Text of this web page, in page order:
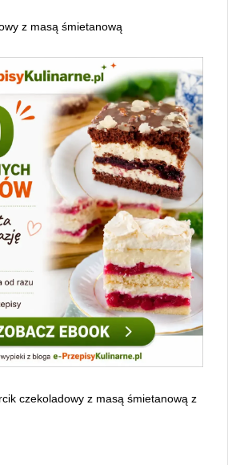
z masą śmietanową
czekoladowy z masą śmietanową z